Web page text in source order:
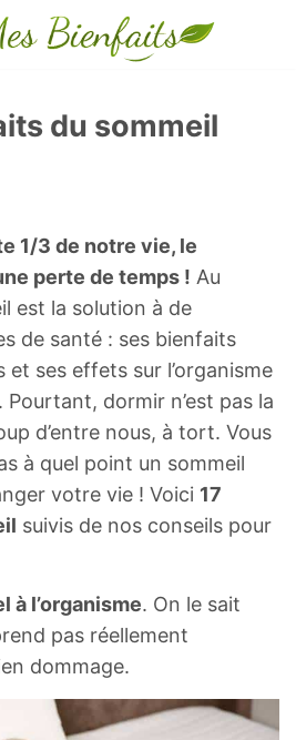
du sommeil
1/3 de notre vie, le
perte de temps ! Au
est la solution à de
de santé : ses bienfaits
ses effets sur l’organisme
dormir n’est pas la
d’entre nous, à tort. Vous
à quel point un sommeil
votre vie ! Voici 17
suivis de nos conseils pour
à l’organisme. On le sait
pas réellement
dommage.